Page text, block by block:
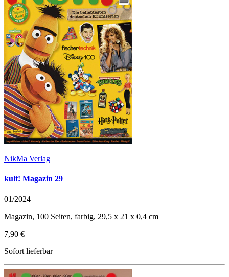
NikMa Verlag
kult! Magazin 29
01/2024
Magazin, 100 Seiten, farbig, 29,5 x 21 x 0,4 cm
7,90 €
Sofort lieferbar